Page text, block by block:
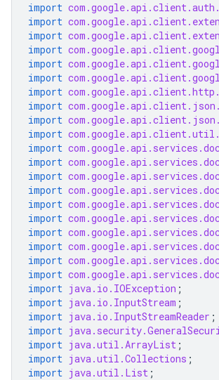
import
import
import
import
import
import
import
import
import
import
import
import
import
import
import
import
import
import
import
import
import java.io.IOException ;
import java.io.InputStream ;
import java.io.InputStreamReader ;
import
import java.util.ArrayList ;
import java.util.Collections ;
import java.util.List ;